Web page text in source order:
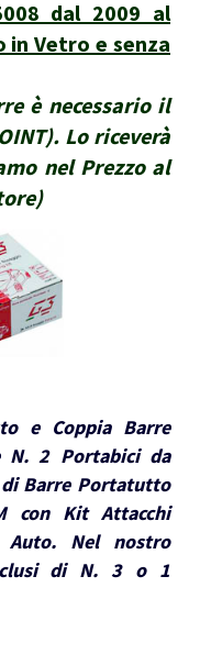
dal 2009 al
in Vetro e senza
è necessario il
Lo riceverà
nel Prezzo al
)
e Coppia Barre
N. 2 Portabici da
di Barre Portatutto
con Kit Attacchi
Nel nostro
di N. 3 o 1